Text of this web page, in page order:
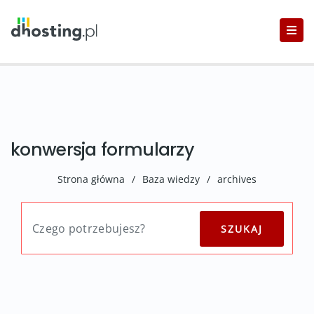
konwersja formularzy
Strona główna / Baza wiedzy / archives